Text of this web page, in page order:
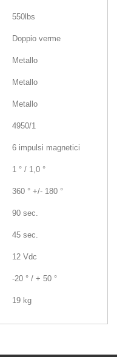
550lbs
Doppio verme
Metallo
Metallo
Metallo
4950/1
6 impulsi magnetici
1 ° / 1,0 °
360 ° +/- 180 °
90 sec.
45 sec.
12 Vdc
-20 ° / + 50 °
19 kg